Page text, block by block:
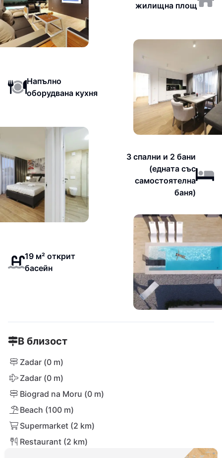
жилищна площ
Напълно
оборудвана кухня
3 спални и 2 бани
(едната със
самостоятелна
баня)
19 м² открит
басейн
В близост
Zadar (0 m)
Zadar (0 m)
Biograd na Moru (0 m)
Beach (100 m)
Supermarket (2 km)
Restaurant (2 km)